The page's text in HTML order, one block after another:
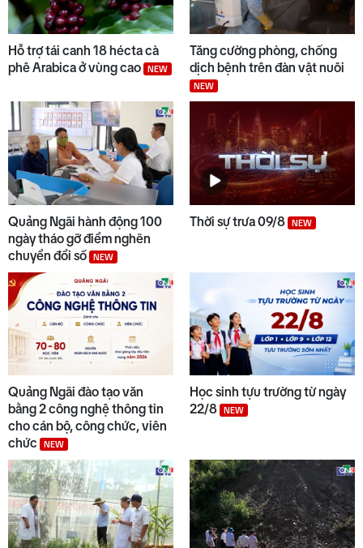
7
Quảng Ngãi ngày mới 09/8
8
Thời sự tối 08/8
9
Thời sự chiều 08/8/2026
10
Chuyển động duyên hải chiều
08/8
Hỗ trợ tái canh 18 hécta cà
phê Arabica ở vùng cao
NEW
Tăng cường phòng, chống
dịch bệnh trên đàn vật nuôi
NEW
Quảng Ngãi hành động 100
ngày tháo gỡ điểm nghẽn
chuyển đổi số
NEW
Thời sự trưa 09/8 NEW
Quảng Ngãi đào tạo văn
bằng 2 công nghệ thông tin
cho cán bộ, công chức, viên
chức
NEW
Học sinh tựu trường từ ngày
22/8
NEW